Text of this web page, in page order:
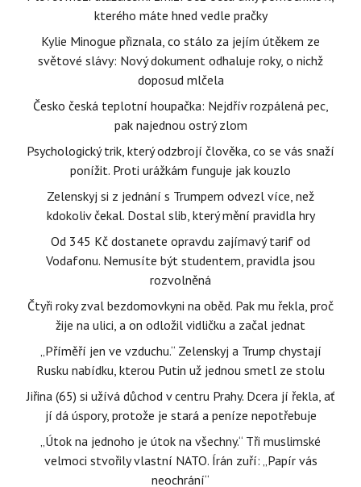
kterého máte hned vedle pračky
Kylie Minogue přiznala, co stálo za jejím útěkem ze
světové slávy: Nový dokument odhaluje roky, o nichž
doposud mlčela
Česko česká teplotní houpačka: Nejdřív rozpálená pec,
pak najednou ostrý zlom
Psychologický trik, který odzbrojí člověka, co se vás snaží
ponížit. Proti urážkám funguje jak kouzlo
Zelenskyj si z jednání s Trumpem odvezl více, než
kdokoliv čekal. Dostal slib, který mění pravidla hry
Od 345 Kč dostanete opravdu zajímavý tarif od
Vodafonu. Nemusíte být studentem, pravidla jsou
rozvolněná
Čtyři roky zval bezdomovkyni na oběd. Pak mu řekla, proč
žije na ulici, a on odložil vidličku a začal jednat
„Příměří jen ve vzduchu.“ Zelenskyj a Trump chystají
Rusku nabídku, kterou Putin už jednou smetl ze stolu
Jiřina (65) si užívá důchod v centru Prahy. Dcera jí řekla, ať
jí dá úspory, protože je stará a peníze nepotřebuje
„Útok na jednoho je útok na všechny.“ Tři muslimské
velmoci stvořily vlastní NATO. Írán zuří: „Papír vás
neochrání“